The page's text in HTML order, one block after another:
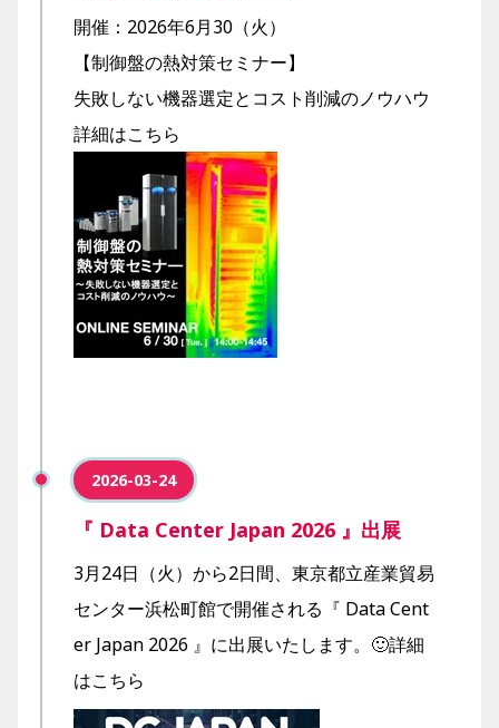
開催：2026年6月30（火）
【制御盤の熱対策セミナー】
失敗しない機器選定とコスト削減のノウハウ
詳細はこちら
『 Data Center Japan 2026 』出展
3月24日（火）から2日間、東京都立産業貿易
センター浜松町館で開催される『 Data Cent
er Japan 2026 』に出展いたします。🙂詳細
はこちら
2026-03-24